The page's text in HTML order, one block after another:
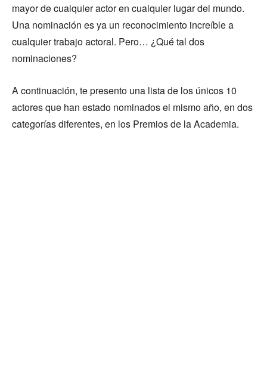
mayor de cualquier actor en cualquier lugar del mundo.
Una nominación es ya un reconocimiento increíble a
cualquier trabajo actoral. Pero… ¿Qué tal dos
nominaciones?
A continuación, te presento una lista de los únicos 10
actores que han estado nominados el mismo año, en dos
categorías diferentes, en los Premios de la Academia.